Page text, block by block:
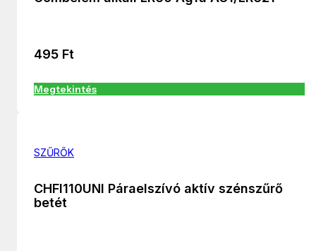
495 Ft
Megtekintés
SZŰRŐK
CHFI110UNI Páraelszívó aktív szénszűrő
betét